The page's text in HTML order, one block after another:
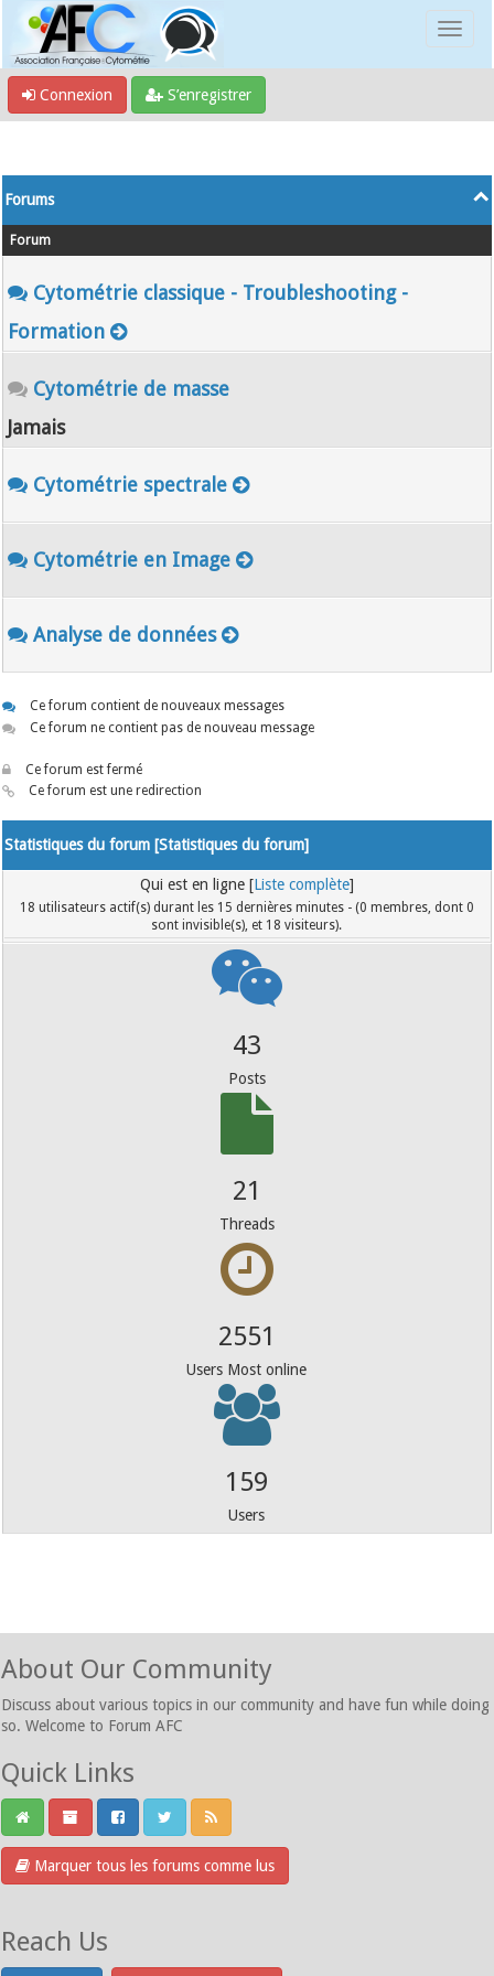
Connexion S’enregistrer
Forums
Forum
Cytométrie classique - Troubleshooting -
Formation
Cytométrie de masse
Jamais
Cytométrie spectrale
Cytométrie en Image
Analyse de données
Ce forum contient de nouveaux messages
Ce forum ne contient pas de nouveau message
Ce forum est fermé
Ce forum est une redirection
Statistiques du forum [Statistiques du forum]
Qui est en ligne [Liste complète]
18 utilisateurs actif(s) durant les 15 dernières minutes - (0 membres, dont 0
sont invisible(s), et 18 visiteurs).
43
Posts
21
Threads
2551
Users Most online
159
Users
About Our Community
Discuss about various topics in our community and have fun while doing
so. Welcome to Forum AFC
Quick Links
Marquer tous les forums comme lus
Reach Us